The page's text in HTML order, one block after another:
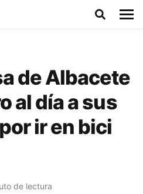
de Albacete
al día a sus
ir en bici
de lectura